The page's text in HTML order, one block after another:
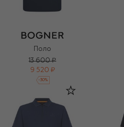
Поло
13 600 ₽
9 520 ₽
-30%